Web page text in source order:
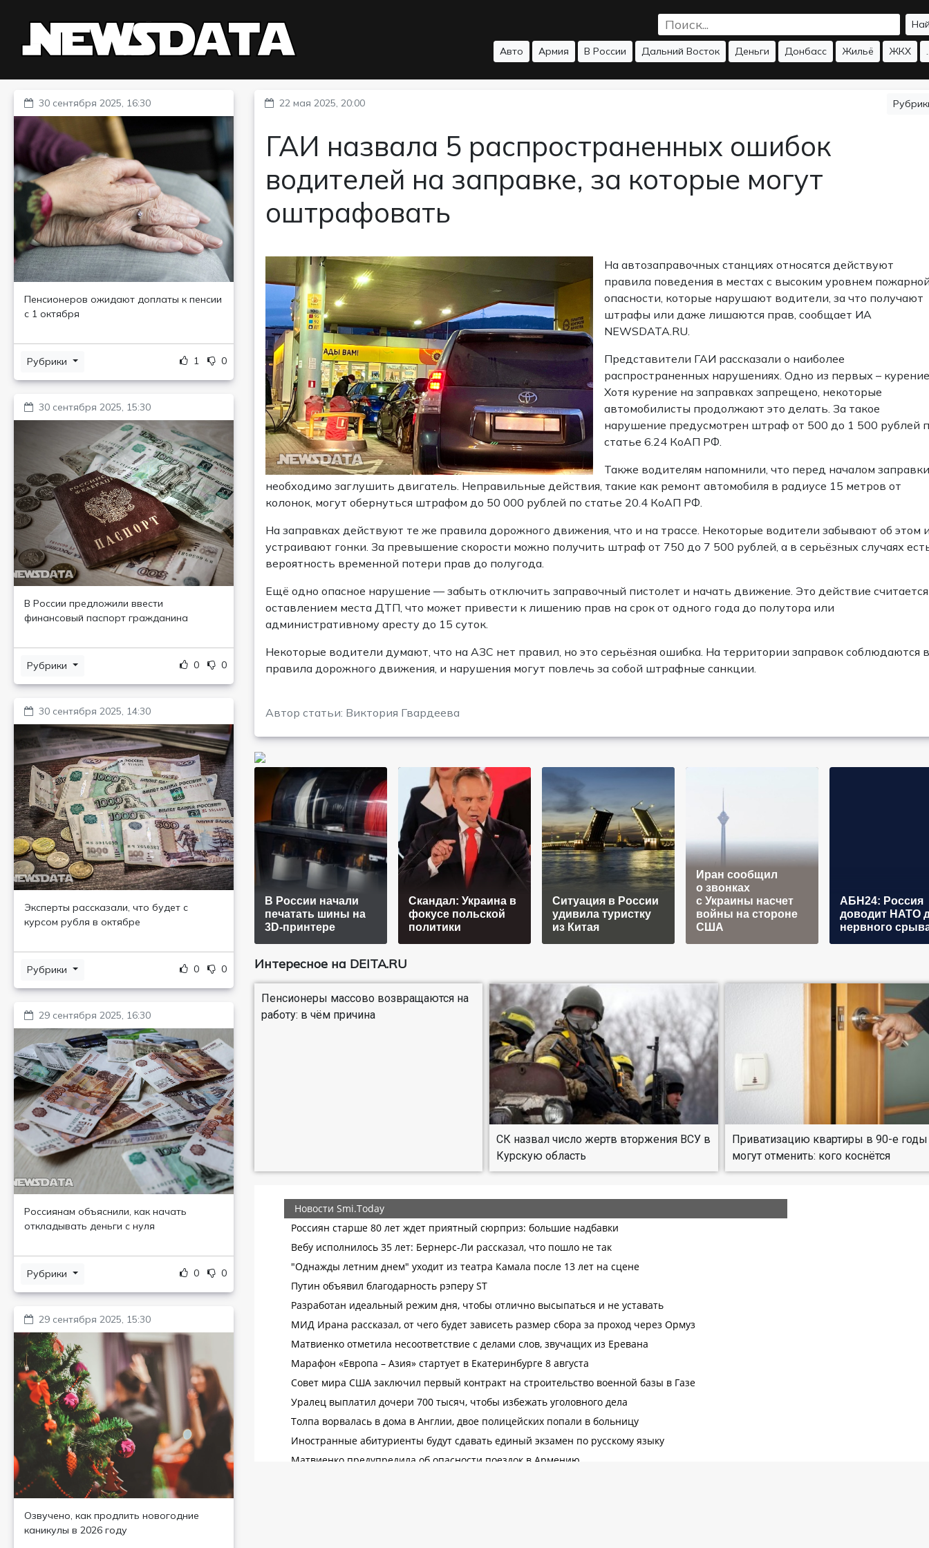
Авто Армия В России Дальний Восток Деньги Донбасс Жильё ЖКХ
30 сентября 2025, 16:30
Пенсионеров ожидают доплаты к пенсии
с 1 октября
Рубрики 1 0
30 сентября 2025, 15:30
В России предложили ввести
финансовый паспорт гражданина
Рубрики 0 0
30 сентября 2025, 14:30
Эксперты рассказали, что будет с
курсом рубля в октябре
Рубрики 0 0
29 сентября 2025, 16:30
Россиянам объяснили, как начать
откладывать деньги с нуля
Рубрики 0 0
29 сентября 2025, 15:30
Озвучено, как продлить новогодние
каникулы в 2026 году
22 мая 2025, 20:00
ГАИ назвала 5 распространенных ошибок
водителей на заправке, за которые могут
оштрафовать
На автозаправочных станциях относятся действуют
правила поведения в местах с высоким уровнем
опасности, которые нарушают водители, за что получают
штрафы или даже лишаются прав, сообщает ИА
NEWSDATA.RU.
Представители ГАИ рассказали о наиболее
распространенных нарушениях. Одно из первых –
Хотя курение на заправках запрещено, некоторые
автомобилисты продолжают это делать. За такое
нарушение предусмотрен штраф от 500 до 1 500 рублей
статье 6.24 КоАП РФ.
Также водителям напомнили, что перед началом заправки
необходимо заглушить двигатель. Неправильные действия, такие как ремонт автомобиля в радиусе 15 метров от
колонок, могут обернуться штрафом до 50 000 рублей по статье 20.4 КоАП РФ.
На заправках действуют те же правила дорожного движения, что и на трассе. Некоторые водители забывают об этом
устраивают гонки. За превышение скорости можно получить штраф от 750 до 7 500 рублей, а в серьёзных случаях
вероятность временной потери прав до полугода.
Ещё одно опасное нарушение — забыть отключить заправочный пистолет и начать движение. Это действие считается
оставлением места ДТП, что может привести к лишению прав на срок от одного года до полутора или
административному аресту до 15 суток.
Некоторые водители думают, что на АЗС нет правил, но это серьёзная ошибка. На территории заправок соблюдаются
правила дорожного движения, и нарушения могут повлечь за собой штрафные санкции.
Автор статьи: Виктория Гвардеева
В России начали
печатать шины на
3D-принтере
Скандал: Украина в
фокусе польской
политики
Ситуация в России
удивила туристку
из Китая
Иран сообщил
о звонках
с Украины насчет
войны на стороне
США
АБН24: Россия
доводит НАТО
нервного
Интересное на DEITA.RU
Пенсионеры массово возвращаются на
работу: в чём причина
СК назвал число жертв вторжения ВСУ в
Курскую область
Приватизацию квартиры в 90-е годы
могут отменить: кого коснётся